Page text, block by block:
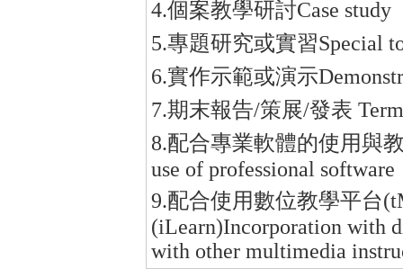
4.個案教學研討Case study
5.專題研究或實習Special
6.實作示範或演示
7.期末報告/策展/發表
8.配合專業軟體的使用與
use of professional software
9.配合使用數位教學平台
(iLearn)Incorporation with
with other multimedia